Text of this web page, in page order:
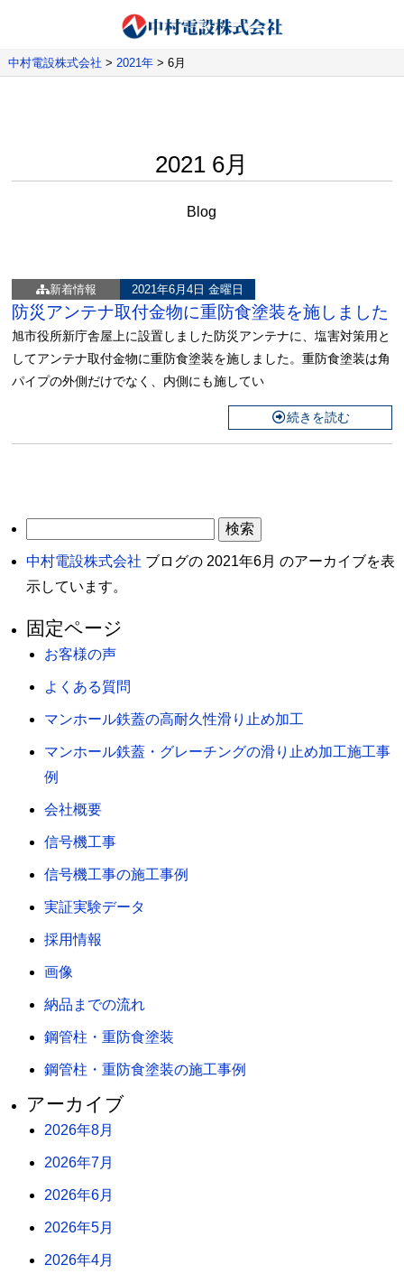
中村電設株式会社 > 2021年> 6月
2021 6月
Blog
新着情報 2021年6月4日 金曜日
防災アンテナ取付金物に重防食塗装を施しました
旭市役所新庁舎屋上に設置しました防災アンテナに、塩害対策用と
してアンテナ取付金物に重防食塗装を施しました。重防食塗装は角
パイプの外側だけでなく、内側にも施してい
続きを読む
索:
中村電設株式会社 ブログの 2021年6月 のアーカイブを表
示しています。
固定ページ
お客様の声
よくある質問
マンホール鉄蓋の高耐久性滑り止め加工
マンホール鉄蓋・グレーチングの滑り止め加工施工事
例
会社概要
信号機工事
信号機工事の施工事例
実証実験データ
採用情報
画像
納品までの流れ
鋼管柱・重防食塗装
鋼管柱・重防食塗装の施工事例
アーカイブ
2026年8月
2026年7月
2026年6月
2026年5月
2026年4月